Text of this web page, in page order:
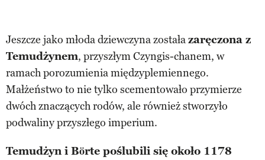
Jeszcze jako młoda dziewczyna zostałazaręczona z
Temudżynem, przyszłym Czyngis-chanem, w
ramach porozumienia międzyplemiennego.
Małżeństwo to nie tylko scementowało przymierze
dwóch znaczących rodów, ale również stworzyło
podwaliny przyszłego imperium.
Temudżyn i Börte poślubili się około 1178